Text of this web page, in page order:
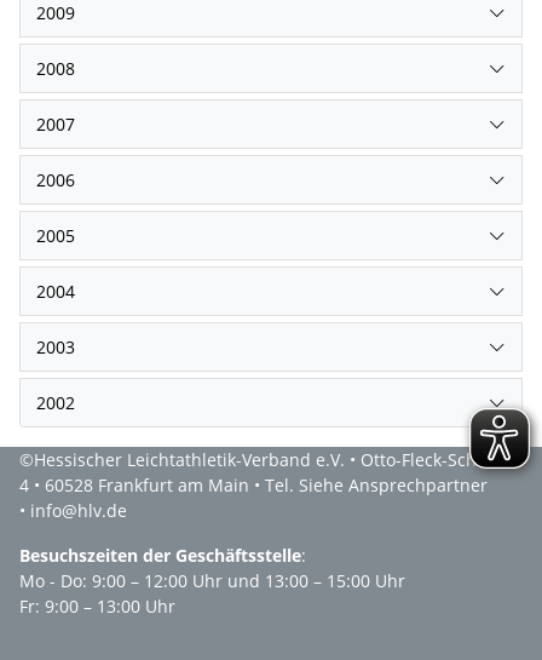
2009
2008
2007
2006
2005
2004
2003
2002
©Hessischer Leichtathletik-Verband e.V. • Otto-Fleck-Schneise
4 • 60528 Frankfurt am Main • Tel. Siehe Ansprechpartner
• info@hlv.de
Besuchszeiten der Geschäftsstelle:
Mo - Do: 9:00 – 12:00 Uhr und 13:00 – 15:00 Uhr
Fr: 9:00 – 13:00 Uhr